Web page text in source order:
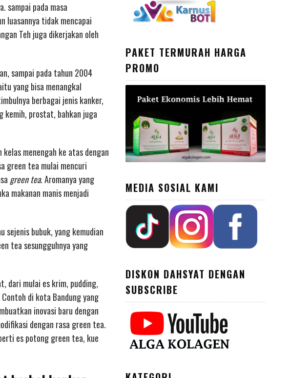
sampai pada masa
luasannya tidak mencapai
Teh juga dikerjakan oleh
sampai pada tahun 2004
yang bisa menangkal
berbagai jenis kanker,
kemih, prostat, bahkan juga
menengah ke atas dengan
green tea mulai mencuri
green tea. Aromanya yang
makanan manis menjadi
bubuk, yang kemudian
tea sesungguhnya yang
dari mulai es krim, pudding,
di kota Bandung yang
inovasi baru dengan
dengan rasa green tea.
es potong green tea, kue
PAKET TERMURAH HARGA
PROMO
MEDIA SOSIAL KAMI
DISKON DAHSYAT DENGAN
SUBSCRIBE